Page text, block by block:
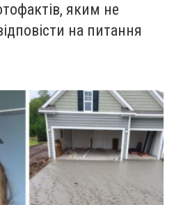
яким не
на питання